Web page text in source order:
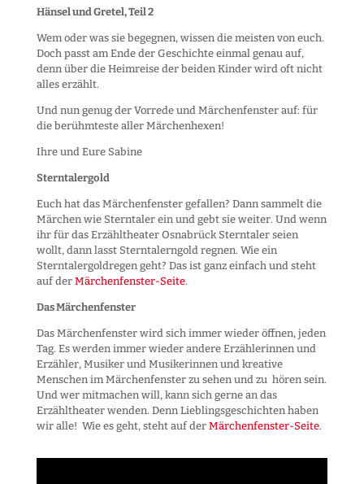
Hänsel und Gretel, Teil 2
Wem oder was sie begegnen, wissen die meisten von euch.
Doch passt am Ende der Geschichte einmal genau auf,
denn über die Heimreise der beiden Kinder wird oft nicht
alles erzählt.
Und nun genug der Vorrede und Märchenfenster auf: für
die berühmteste aller Märchenhexen!
Ihre und Eure Sabine
Sterntalergold
Euch hat das Märchenfenster gefallen? Dann sammelt die
Märchen wie Sterntaler ein und gebt sie weiter. Und wenn
ihr für das Erzähltheater Osnabrück Sterntaler seien
wollt, dann lasst Sterntalerngold regnen. Wie ein
Sterntalergoldregen geht? Das ist ganz einfach und steht
auf der Märchenfenster-Seite.
Das Märchenfenster
Das Märchenfenster wird sich immer wieder öffnen, jeden
Tag. Es werden immer wieder andere Erzählerinnen und
Erzähler, Musiker und Musikerinnen und kreative
Menschen im Märchenfenster zu sehen und zu hören sein.
Und wer mitmachen will, kann sich gerne an das
Erzähltheater wenden. Denn Lieblingsgeschichten haben
wir alle! Wie es geht, steht auf der Märchenfenster-Seite.